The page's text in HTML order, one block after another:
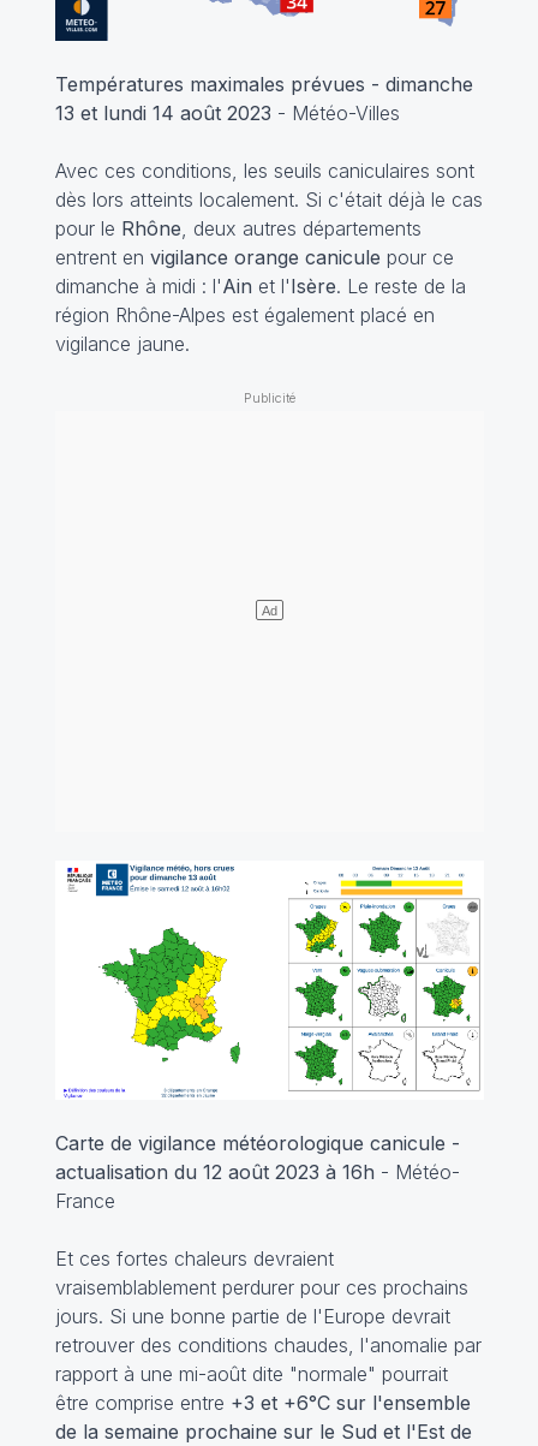
Températures maximales prévues - dimanche
13 et lundi 14 août 2023 - Météo-Villes
Avec ces conditions, les seuils caniculaires sont
dès lors atteints localement. Si c'était déjà le cas
pour le Rhône, deux autres départements
entrent en vigilance orange canicule pour ce
dimanche à midi : l'Ain et l'Isère. Le reste de la
région Rhône-Alpes est également placé en
vigilance jaune.
Carte de vigilance météorologique canicule -
actualisation du 12 août 2023 à 16h - Météo-
France
Et ces fortes chaleurs devraient
vraisemblablement perdurer pour ces prochains
jours. Si une bonne partie de l'Europe devrait
retrouver des conditions chaudes, l'anomalie par
rapport à une mi-août dite "normale" pourrait
être comprise entre +3 et +6°C sur l'ensemble
de la semaine prochaine sur le Sud et l'Est de